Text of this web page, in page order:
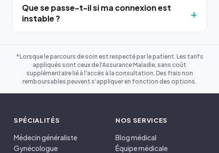
Que se passe-t-il si ma connexion est
instable ?
*Lorsque le parcours de soin est respecté par le patient. Les tarifs
appliqués sont ceux de l'Assurance Maladie, sans coût
supplémentaire lié à l'accès à la consultation. Des frais non
remboursables peuvent s'appliquer en fonction des options.
SPÉCIALITÉS
Médecin généraliste
Gynécologue
NOS SERVICES
Blog médical
Équipe médicale